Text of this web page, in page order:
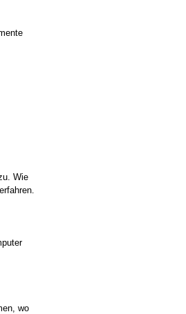
Wie
wo